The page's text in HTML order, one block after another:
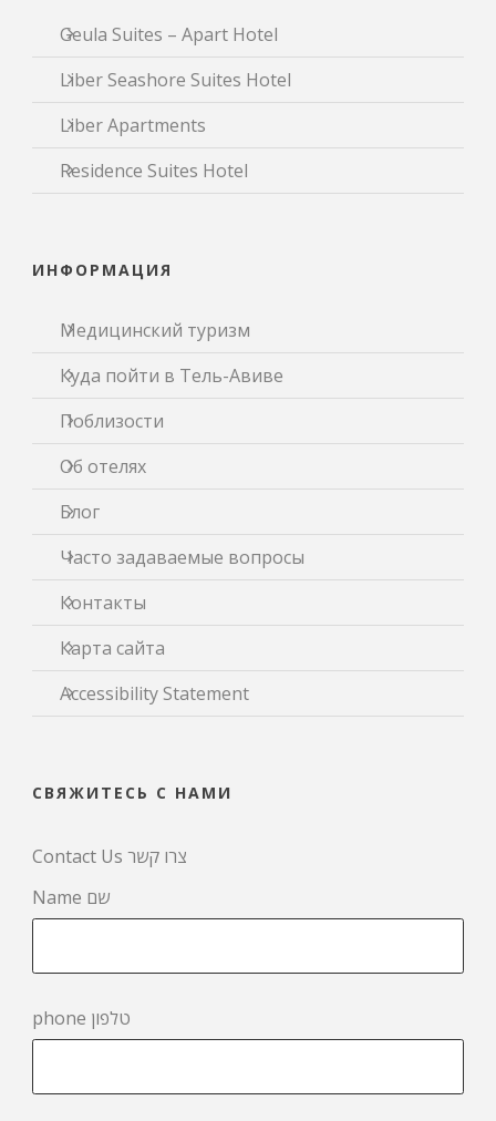
Geula Suites – Apart Hotel
Liber Seashore Suites Hotel
Liber Apartments
Residence Suites Hotel
ИНФОРМАЦИЯ
Медицинский туризм
Куда пойти в Тель-Авиве
Поблизости
Об отелях
Блог
Часто задаваемые вопросы
Контакты
Карта сайта
Accessibility Statement
СВЯЖИТЕСЬ С НАМИ
Contact Us צרו קשר
Name שם
phone טלפון